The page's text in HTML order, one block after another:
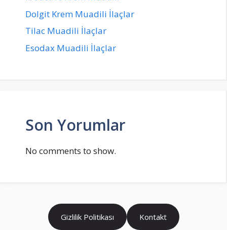
Dolgit Krem Muadili İlaçlar
Tilac Muadili İlaçlar
Esodax Muadili İlaçlar
Son Yorumlar
No comments to show.
Gizlilik Politikası Kontakt